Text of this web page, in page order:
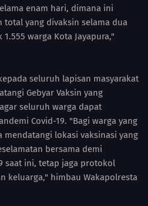
enam hari, dimana ini
yang divaksin selama dua
warga Kota Jayapura,"
seluruh lapisan masyarakat
Gebyar Vaksin yang
seluruh warga dapat
Covid-19. "Bagi warga yang
mendatangi lokasi vaksinasi yang
bersama demi
saat ini, tetap jaga protokol
keluarga," himbau Wakapolresta